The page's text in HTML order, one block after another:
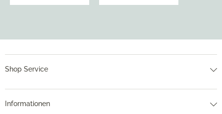
Shop Service
Informationen